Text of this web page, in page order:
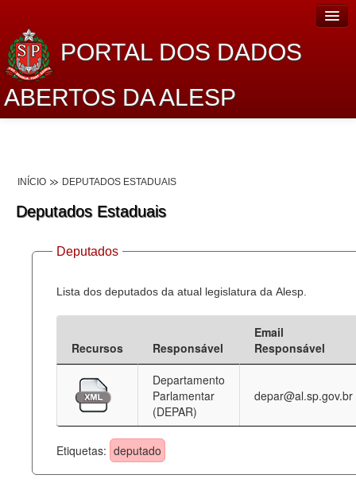
PORTAL DOS DADOS
ABERTOS DA ALESP
Lei de Acesso à Informação
Dados Governamentais Abertos
Planejamento
Catálogo de dados
Processo Legislativo
Deputados Estaduais
Administração
Legislação
Agenda
INÍCIO DEPUTADOS ESTADUAIS
Deputados Estaduais
Deputados
Lista dos deputados da atual legislatura da Alesp.
Recursos Responsável
Email
Responsável
Departamento
Parlamentar
(DEPAR)
depar@al.sp.gov.br
Etiquetas: deputado